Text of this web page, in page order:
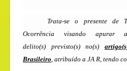
Trata-se o presente de
Ocorrência visando
delito(s) previsto(s)no(s)
Brasileiro, atribuído a JA R, tendo